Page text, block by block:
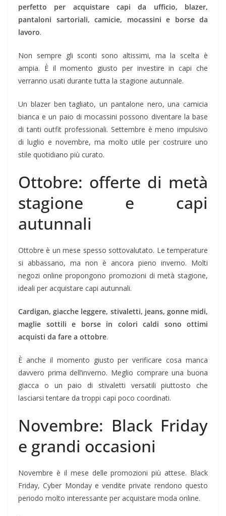
perfetto per acquistare capi da ufficio, blazer,
pantaloni sartoriali, camicie, mocassini e borse da
lavoro.
Non sempre gli sconti sono altissimi, ma la scelta è
ampia. È il momento giusto per investire in capi che
verranno usati durante tutta la stagione autunnale.
Un blazer ben tagliato, un pantalone nero, una camicia
bianca e un paio di mocassini possono diventare la base
di tanti outfit professionali. Settembre è meno impulsivo
di luglio e novembre, ma molto utile per costruire uno
stile quotidiano più curato.
Ottobre: offerte di metà
stagione e capi
autunnali
Ottobre è un mese spesso sottovalutato. Le temperature
si abbassano, ma non è ancora pieno inverno. Molti
negozi online propongono promozioni di metà stagione,
ideali per acquistare capi autunnali.
Cardigan, giacche leggere, stivaletti, jeans, gonne midi,
maglie sottili e borse in colori caldi sono ottimi
acquisti da fare a ottobre.
È anche il momento giusto per verificare cosa manca
davvero prima dell’inverno. Meglio comprare una buona
giacca o un paio di stivaletti versatili piuttosto che
lasciarsi tentare da troppi capi poco coordinati.
Novembre: Black Friday
e grandi occasioni
Novembre è il mese delle promozioni più attese. Black
Friday, Cyber Monday e vendite private rendono questo
periodo molto interessante per acquistare moda online.